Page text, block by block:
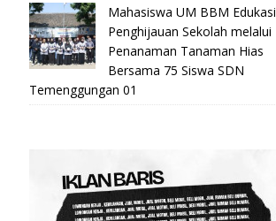
Mahasiswa UM BBM Edukasi
Penghijauan Sekolah melalui
Penanaman Tanaman Hias
Bersama 75 Siswa SDN
Temenggungan 01